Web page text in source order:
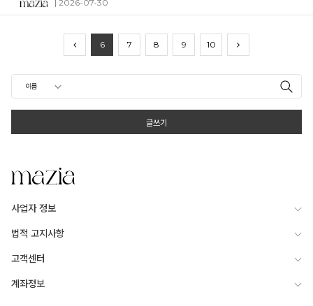
| 2026-07-30
6 7 8 9 10
글쓰기
사업자 정보
법적 고지사항
고객센터
계좌정보